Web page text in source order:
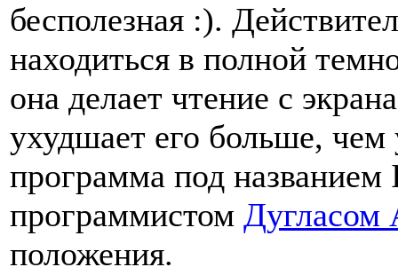
бесполезная :).
находиться в полной
она делает чтение с
ухудшает его больше,
программа под названием
программистом Дугласом
положения.